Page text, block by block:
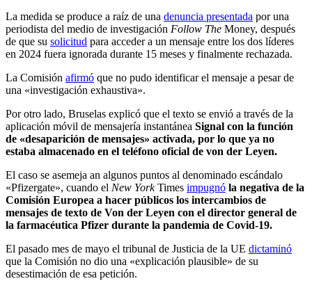
La medida se produce a raíz de una denuncia presentada por una
periodista del medio de investigación Follow The Money, después
de que su solicitud para acceder a un mensaje entre los dos líderes
en 2024 fuera ignorada durante 15 meses y finalmente rechazada.
La Comisión afirmó que no pudo identificar el mensaje a pesar de
una «investigación exhaustiva».
Por otro lado, Bruselas explicó que el texto se envió a través de la
aplicación móvil de mensajería instantánea Signal con la función
de «desaparición de mensajes» activada, por lo que ya no
estaba almacenado en el teléfono oficial de von der Leyen.
El caso se asemeja an algunos puntos al denominado escándalo
«Pfizergate», cuando el New YorkTimes impugnó la negativa de la
Comisión Europea a hacer públicos los intercambios de
mensajes de texto de Von der Leyen con el director general de
la farmacéutica Pfizer durante la pandemia de Covid-19.
El pasado mes de mayo el tribunal de Justicia de la UE dictaminó
que la Comisión no dio una «explicación plausible» de su
desestimación de esa petición.